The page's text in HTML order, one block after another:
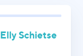
Elly Schietse